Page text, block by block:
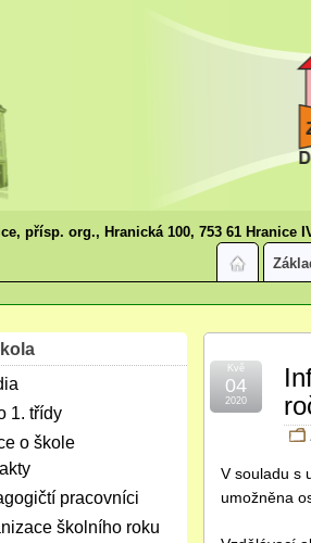
přísp. org., Hranická 100, 753 61 Hranice
Kvě
04
2020
V souladu s
umožněna
1. třídy
o škole
pracovníci
školního roku